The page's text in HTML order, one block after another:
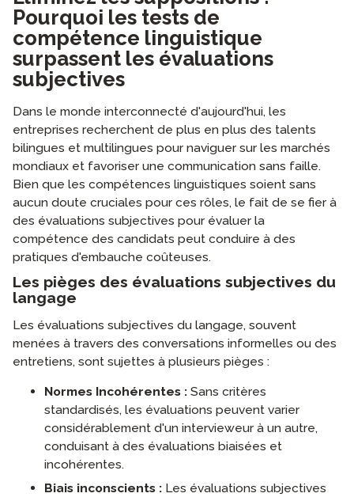
Pourquoi les tests de
compétence linguistique
surpassent les évaluations
subjectives
Dans le monde interconnecté d'aujourd'hui, les
entreprises recherchent de plus en plus des talents
bilingues et multilingues pour naviguer sur les marchés
mondiaux et favoriser une communication sans faille.
Bien que les compétences linguistiques soient sans
aucun doute cruciales pour ces rôles, le fait de se fier à
des évaluations subjectives pour évaluer la
compétence des candidats peut conduire à des
pratiques d'embauche coûteuses.
Les pièges des évaluations subjectives du
langage
Les évaluations subjectives du langage, souvent
menées à travers des conversations informelles ou des
entretiens, sont sujettes à plusieurs pièges :
Normes Incohérentes : Sans critères
standardisés, les évaluations peuvent varier
considérablement d'un intervieweur à un autre,
conduisant à des évaluations biaisées et
incohérentes.
Biais inconscients : Les évaluations subjectives